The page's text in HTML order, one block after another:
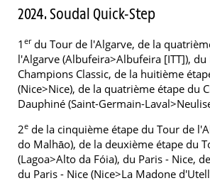
2024. Soudal Quick-Step
1 erdu Tour de l'Algarve, de la
l'Algarve (Albufeira>Albufeira [ITT]), du
Champions Classic, de la huitième
(Nice>Nice), de la quatrième étape du
Dauphiné (Saint-Germain-
2e de la cinquième étape du Tour de
do Malhāo), de la deuxième étape du
(Lagoa>Alto da Fóia), du Paris - Nice,
du Paris - Nice (Nice>La Madone